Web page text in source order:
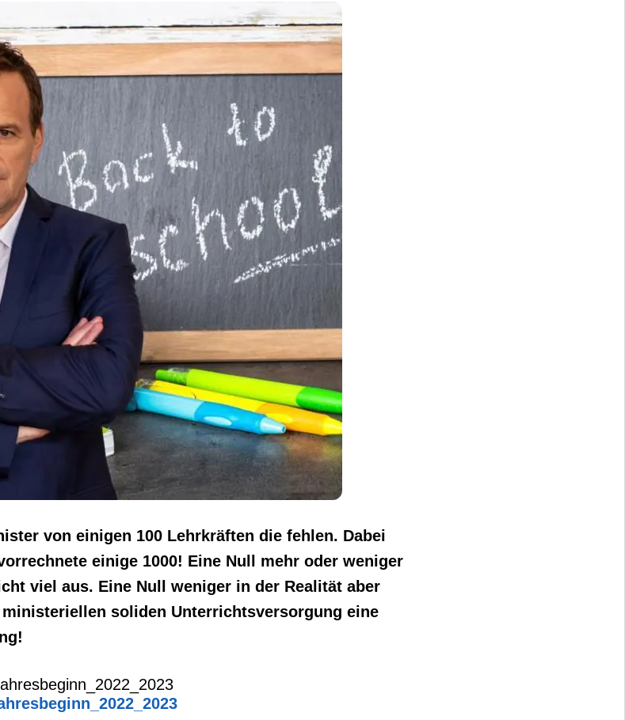
von einigen 100 Lehrkräften die fehlen. Dabei
einige 1000! Eine Null mehr oder weniger
viel aus. Eine Null weniger in der Realität aber
soliden Unterrichtsversorgung eine